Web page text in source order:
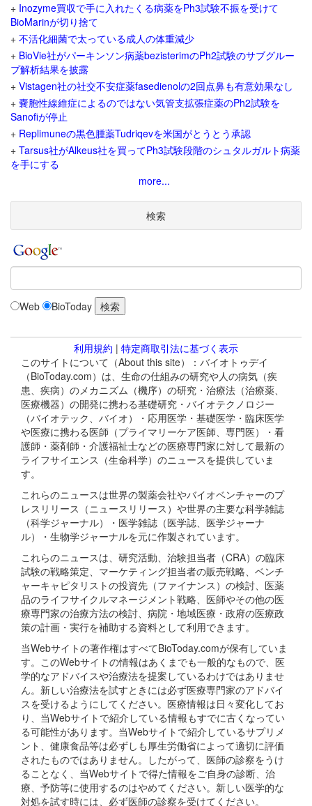
+ Inozyme買収で手に入れたくる病薬をPh3試験不振を受けて
BioMarinが切り捨て
+ 不活化細菌で太っている成人の体重減少
+ BioVie社がパーキンソン病薬bezisterimのPh2試験のサブグルー
プ解析結果を披露
+ Vistagen社の社交不安症薬fasedienolの2回点鼻も有意効果なし
+ 嚢胞性線維症によるのではない気管支拡張症薬のPh2試験を
Sanofiが停止
+ Replimuneの黒色腫薬Tudriqevを米国がとうとう承認
+ Tarsus社がAlkeus社を買ってPh3試験段階のシュタルガルト病薬
を手にする
more...
検索
Web BioToday
利用規約 | 特定商取引法に基づく表示
このサイトについて（About this site）：バイオトゥデイ
（BioToday.com）は、生命の仕組みの研究や人の病気（疾
患、疾病）のメカニズム（機序）の研究・治療法（治療薬、
医療機器）の開発に携わる基礎研究・バイオテクノロジー
（バイオテック、バイオ）・応用医学・基礎医学・臨床医学
や医療に携わる医師（プライマリーケア医師、専門医）・看
護師・薬剤師・介護福祉士などの医療専門家に対して最新の
ライフサイエンス（生命科学）のニュースを提供していま
す。
これらのニュースは世界の製薬会社やバイオベンチャーのプ
レスリリース（ニュースリリース）や世界の主要な科学雑誌
（科学ジャーナル）・医学雑誌（医学誌、医学ジャーナ
ル）・生物学ジャーナルを元に作製されています。
これらのニュースは、研究活動、治験担当者（CRA）の臨床
試験の戦略策定、マーケティング担当者の販売戦略、ベンチ
ャーキャピタリストの投資先（ファイナンス）の検討、医薬
品のライフサイクルマネージメント戦略、医師やその他の医
療専門家の治療方法の検討、病院・地域医療・政府の医療政
策の計画・実行を補助する資料として利用できます。
当Webサイトの著作権はすべてBioToday.comが保有していま
す。このWebサイトの情報はあくまでも一般的なもので、医
学的なアドバイスや治療法を提案しているわけではありませ
ん。新しい治療法を試すときには必ず医療専門家のアドバイ
スを受けるようにしてください。医療情報は日々変化してお
り、当Webサイトで紹介している情報もすでに古くなってい
る可能性があります。当Webサイトで紹介しているサプリメ
ント、健康食品等は必ずしも厚生労働省によって適切に評価
されたものではありません。したがって、医師の診察をうけ
ることなく、当Webサイトで得た情報をご自身の診断、治
療、予防等に使用するのはやめてください。新しい医学的な
対処を試す時には、必ず医師の診察を受けてください。